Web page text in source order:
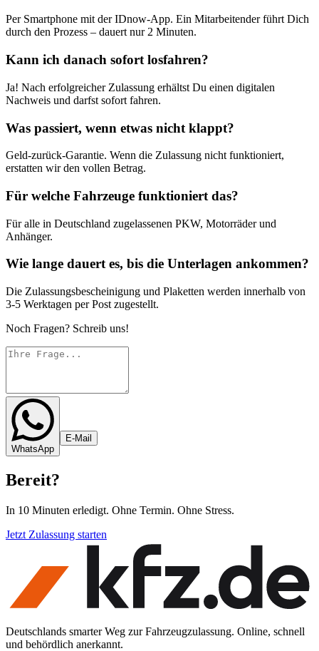
Per Smartphone mit der IDnow-App. Ein Mitarbeitender führt Dich
durch den Prozess – dauert nur 2 Minuten.
Kann ich danach sofort losfahren?
Ja! Nach erfolgreicher Zulassung erhältst Du einen digitalen
Nachweis und darfst sofort fahren.
Was passiert, wenn etwas nicht klappt?
Geld-zurück-Garantie. Wenn die Zulassung nicht funktioniert,
erstatten wir den vollen Betrag.
Für welche Fahrzeuge funktioniert das?
Für alle in Deutschland zugelassenen PKW, Motorräder und
Anhänger.
Wie lange dauert es, bis die Unterlagen ankommen?
Die Zulassungsbescheinigung und Plaketten werden innerhalb von
3-5 Werktagen per Post zugestellt.
Noch Fragen? Schreib uns!
WhatsApp
E-Mail
Bereit?
In 10 Minuten erledigt. Ohne Termin. Ohne Stress.
Jetzt Zulassung starten
Deutschlands smarter Weg zur Fahrzeugzulassung. Online, schnell
und behördlich anerkannt.